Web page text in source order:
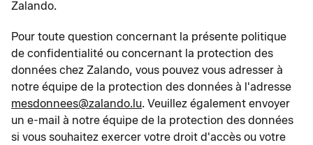
Zalando.
Pour toute question concernant la présente politique
de confidentialité ou concernant la protection des
données chez Zalando, vous pouvez vous adresser à
notre équipe de la protection des données à l'adresse
mesdonnees@zalando.lu. Veuillez également envoyer
un e-mail à notre équipe de la protection des données
si vous souhaitez exercer votre droit d'accès ou votre